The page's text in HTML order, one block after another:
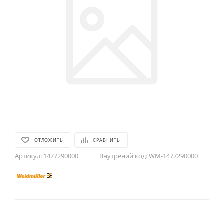
ОТЛОЖИТЬ СРАВНИТЬ
Артикул: 1477290000 Внутрений код:WM-1477290000